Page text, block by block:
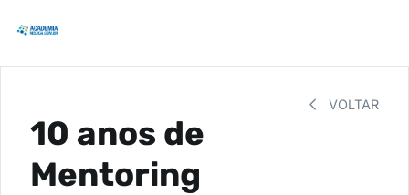
VOLTAR
10 anos de
Mentoring